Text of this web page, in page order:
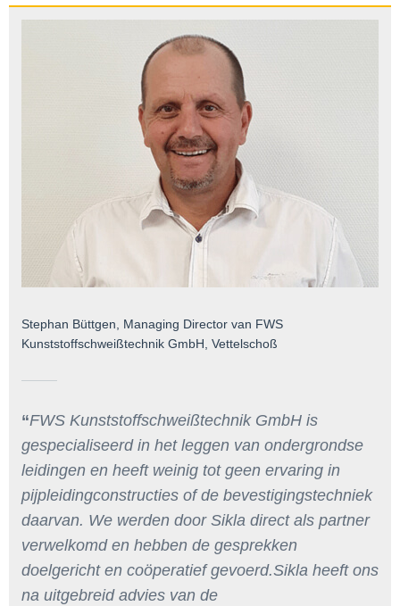
Stephan Büttgen, Managing Director van FWS
Kunststoffschweißtechnik GmbH, Vettelschoß
FWS Kunststoffschweißtechnik GmbH is
gespecialiseerd in het leggen van ondergrondse
leidingen en heeft weinig tot geen ervaring in
pijpleidingconstructies of de bevestigingstechniek
daarvan. We werden door Sikla direct als partner
verwelkomd en hebben de gesprekken
doelgericht en coöperatief gevoerd.Sikla heeft ons
na uitgebreid advies van de